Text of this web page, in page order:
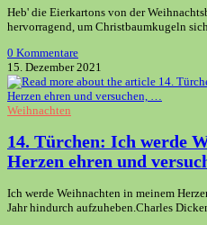
Heb' die Eierkartons von der
hervorragend, um Christbaumkugeln
0 Kommentare
15. Dezember 2021
Weihnachten
14. Türchen: Ich werde
Herzen ehren und
Ich werde Weihnachten in meinem
Jahr hindurch aufzuheben.Charles